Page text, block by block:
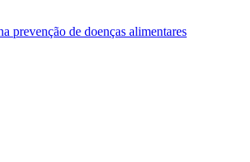
prevenção de doenças alimentares